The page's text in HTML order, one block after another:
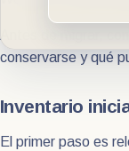
conservarse y qué
Inventario
El primer paso es